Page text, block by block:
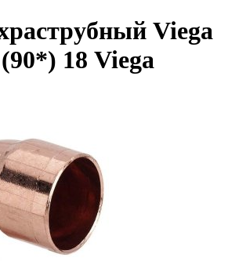
Viega
18 Viega